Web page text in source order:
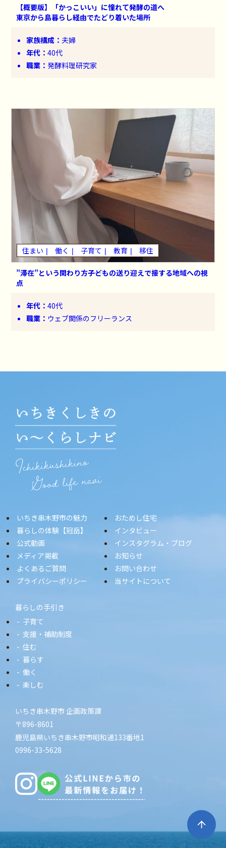
【概要版】「かっこいい」に憧れて発酵の道へ
東京から島暮らし経由でたどり着いた場所
家族構成：夫婦
年代：40代
職業： 発酵料理研究家
住まい 働く 子育て 教育 移住
”滞在”という関わり方――子どもの送り迎えで接する地域への視
点
年代：40代
職業： ウェブ関係のフリーランス
いちき串木野市の魅力
おためし住宅
暮らしの体験【冠岳】
インタビュー
公式動画
インスタグラム・ブログ
メディア掲載
お知らせ
よくあるご質問
お問い合わせ
プライバシーポリシー
当サイトについて
暮らしの手引き
子育て
支援・補助制度
住む
暮らす
働く
楽しむ
いちき串木野市 企画政策課
〒896-8601
鹿児島県いちき串木野市昭和通133番地1
0996-33-5628